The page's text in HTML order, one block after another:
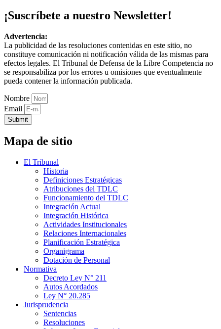
¡Suscríbete a nuestro Newsletter!
Advertencia:
La publicidad de las resoluciones contenidas en este sitio, no
constituye comunicación ni notificación válida de las mismas para
efectos legales. El Tribunal de Defensa de la Libre Competencia no
se responsabiliza por los errores u omisiones que eventualmente
pueda contener la información publicada.
Nombre
Email
Submit
Mapa de sitio
El Tribunal
Historia
Definiciones Estratégicas
Atribuciones del TDLC
Funcionamiento del TDLC
Integración Actual
Integración Histórica
Actividades Institucionales
Relaciones Internacionales
Planificación Estratégica
Organigrama
Dotación de Personal
Normativa
Decreto Ley N° 211
Autos Acordados
Ley N° 20.285
Jurisprudencia
Sentencias
Resoluciones